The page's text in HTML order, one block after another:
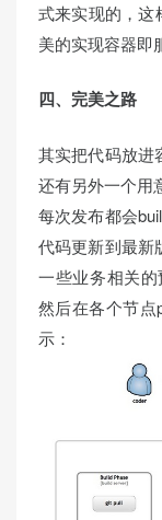
式来实现的，这
美的实现容器即
四、完美之路
其实把代码放进
还有另外一个用
每次发布都会
代码更新到最新
一些业务相关的
然后在各个节
示：